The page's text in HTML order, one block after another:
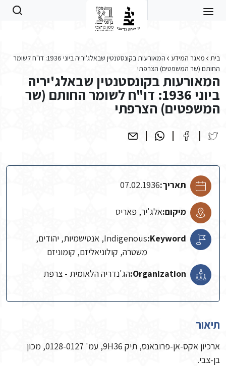
בית מאגר המידע
המאורעות בקונסטנטין שבאלג'יריה ביוני 1936: דו"ח לשומר
החותם (שר המשפטים) הצרפתי
המאורעות בקונסטנטין שבאלג'יריה
ביוני 1936: דו"ח לשומר החותם (שר
המשפטים) הצרפתי
תאריך:07.02.1936
מיקום:אלג'יר, פאריס
Keyword:
Indigenous, אנטישמיות, יהודים,
משטרה, קולוניאליזם, קומוניזם
Organization: הג'נדריה הלאומית - צרפת
תיאור
ארכיון אקס-אן-פרובאנס, תיק 9H36, עמ' 0128-0127, מכון
בן-צבי.